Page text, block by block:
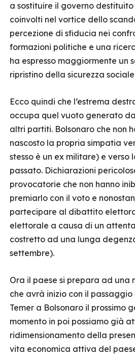
a sostituire il governo destituito
coinvolti nel vortice dello
percezione di sfiducia nei
formazioni politiche e una
ha espresso maggiormente un
ripristino della sicurezza
Ecco quindi che l’estrema
occupa quel vuoto generato
altri partiti. Bolsonaro che non
nascosto la propria simpatia
stesso è un ex militare) e
passato. Dichiarazioni
provocatorie che non hanno
premiarlo con il voto e
partecipare al dibattito
elettorale a causa di un
costretto ad una lunga
settembre).
Ora il paese si prepara ad una
che avrà inizio con il
Temer a Bolsonaro il prossimo
momento in poi possiamo già
ridimensionamento della
vita economica attiva del